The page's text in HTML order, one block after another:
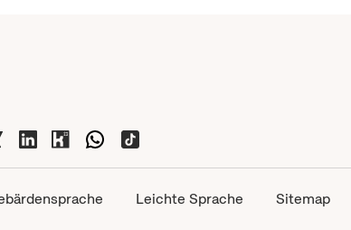
Leichte Sprache Sitemap